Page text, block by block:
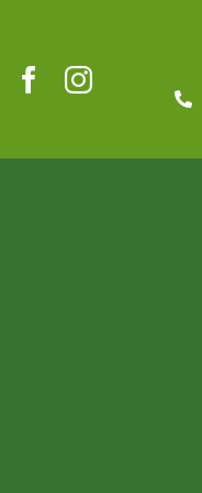
springen